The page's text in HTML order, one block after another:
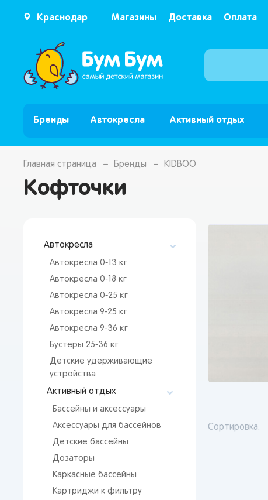
Краснодар Магазины Доставка Оплата
Бренды Автокресла Активный отдых
Главная страница Бренды KIDBOO
Кофточки
Автокресла
Автокресла 0-13 кг
Автокресла 0-18 кг
Автокресла 0-25 кг
Автокресла 9-25 кг
Автокресла 9-36 кг
Бустеры 25-36 кг
Детские удерживающие
устройства
Активный отдых
Бассейны и аксессуары
Аксессуары для бассейнов
Детские бассейны
Дозаторы
Каркасные бассейны
Картриджи к фильтру
Сортировка: